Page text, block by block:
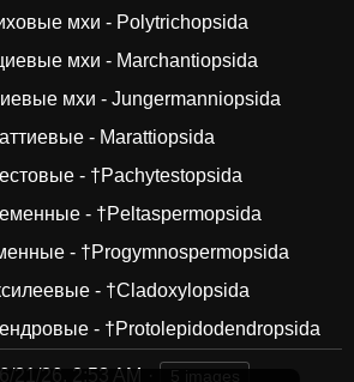
мхи - Polytrichopsida
мхи - Marchantiopsida
мхи - Jungermanniopsida
- Marattiopsida
- †Pachytestopsida
- †Peltaspermopsida
- †Progymnospermopsida
- †Cladoxylopsida
- †Protolepidodendropsida
6/21/26, 2:53 AM